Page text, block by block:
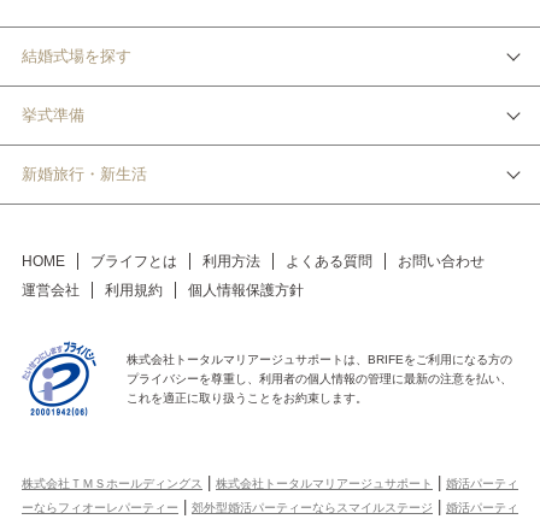
結婚式場を探す
挙式準備
新婚旅行・新生活
HOME ブライフとは 利用方法 よくある質問
お問い合わせ
運営会社
利用規約 個人情報保護方針
株式会社トータルマリアージュサポートは、BRIFEをご利用になる方の
プライバシーを尊重し、利用者の個人情報の管理に最新の注意を払い、
これを適正に取り扱うことをお約束します。
株式会社ＴＭＳホールディングス 株式会社トータルマリアージュサポート
婚活パーティ
ーならフィオーレパーティー
郊外型婚活パーティーならスマイルステージ
婚活パーティ